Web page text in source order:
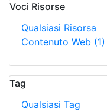
Voci Risorse
Qualsiasi Risorsa
Contenuto Web (1)
Tag
Qualsiasi Tag